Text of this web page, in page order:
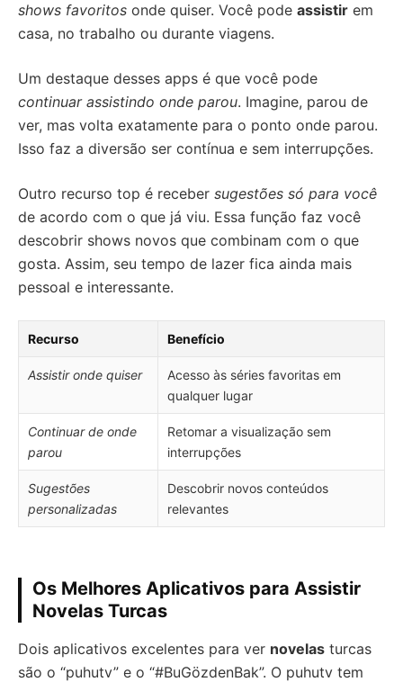
shows favoritos onde quiser. Você pode assistir em
casa, no trabalho ou durante viagens.
Um destaque desses apps é que você pode
continuar assistindo onde parou. Imagine, parou de
ver, mas volta exatamente para o ponto onde parou.
Isso faz a diversão ser contínua e sem interrupções.
Outro recurso top é receber sugestões só para você
de acordo com o que já viu. Essa função faz você
descobrir shows novos que combinam com o que
gosta. Assim, seu tempo de lazer fica ainda mais
pessoal e interessante.
Recurso Benefício
Assistir onde quiser
Acesso às séries favoritas em
qualquer lugar
Continuar de onde
parou
Retomar a visualização sem
interrupções
Sugestões
personalizadas
Descobrir novos conteúdos
relevantes
Os Melhores Aplicativos para Assistir
Novelas Turcas
Dois aplicativos excelentes para ver novelas turcas
são o “puhutv” e o “#BuGözdenBak”. O puhutv tem